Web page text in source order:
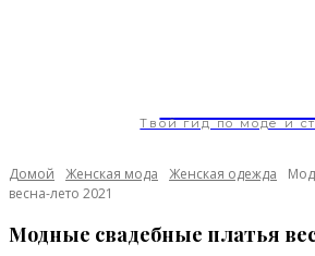
Твой гид по моде и
Домой Женская мода Женская одежда
весна-лето 2021
Модные свадебные платья